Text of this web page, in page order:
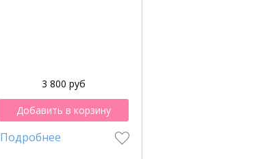
3 800 руб
Добавить в корзину
Подробнее